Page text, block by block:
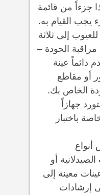
جزءاً من قائمة
يجب القيام به.
إلى ثلاثة
مراقبة الجودة –
دائماً عينة
أو مقاطع
الخاص بك.
جهازاً
باختبار
أنواع
أو
معينة إلى
إرشادات